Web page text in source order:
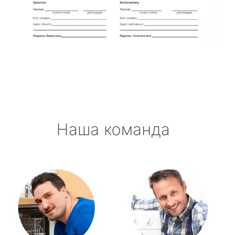
Наша команда